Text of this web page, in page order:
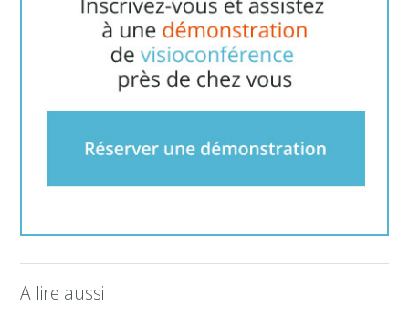
A lire aussi